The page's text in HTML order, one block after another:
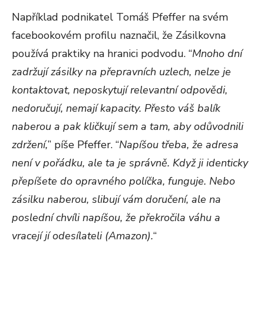
Například podnikatel Tomáš Pfeffer na svém
facebookovém profilu naznačil, že Zásilkovna
používá praktiky na hranici podvodu. “Mnoho dní
zadržují zásilky na přepravních uzlech, nelze je
kontaktovat, neposkytují relevantní odpovědi,
nedoručují, nemají kapacity. Přesto váš balík
naberou a pak kličkují sem a tam, aby odůvodnili
zdržení,” píše Pfeffer. “Napíšou třeba, že adresa
není v pořádku, ale ta je správně. Když ji identicky
přepíšete do opravného políčka, funguje. Nebo
zásilku naberou, slibují vám doručení, ale na
poslední chvíli napíšou, že překročila váhu a
vracejí jí odesílateli (Amazon).“